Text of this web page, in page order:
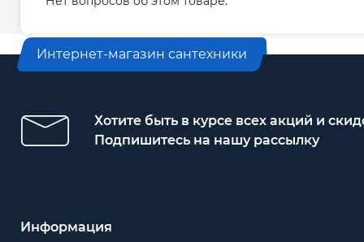
асинхронный двухполюсный с
"мокрым" ротором
выбор режима работы производится
выводов
выбор температуры включения/
однофазное исполнение с
Интернет-магазин сантехники
Хотите быть в курсе всех акций и
Подпишитесь на нашу рассылку
Информация